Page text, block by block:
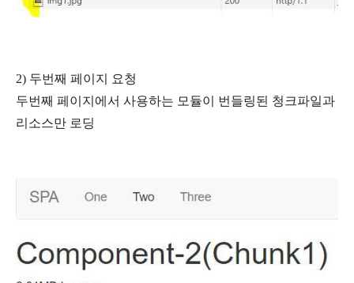
2) 두번째 페이지 요청
두번째 페이지에서 사용하는 모듈이 번들링된 청크파일과
리소스만 로딩